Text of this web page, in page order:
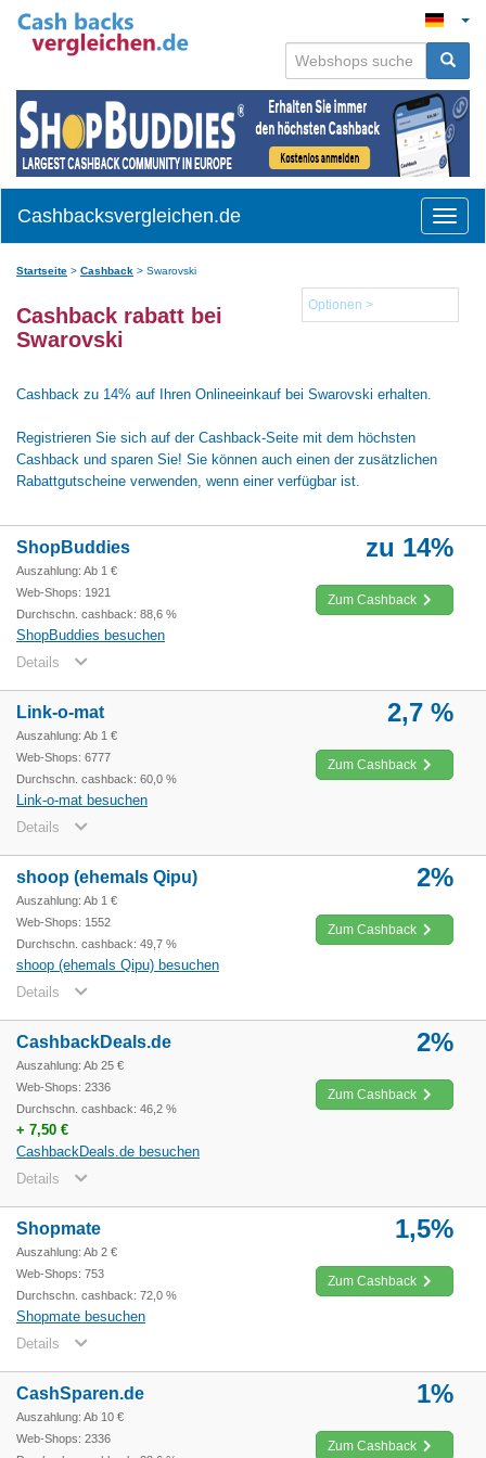
Toggle
Cashbacksvergleichen.de
Startseite > Cashback > Swarovski
Optionen >
Cashback rabatt bei
Swarovski
Cashback zu 14% auf Ihren Onlineeinkauf bei Swarovski erhalten.
Registrieren Sie sich auf der Cashback-Seite mit dem höchsten
Cashback und sparen Sie! Sie können auch einen der zusätzlichen
Rabattgutscheine verwenden, wenn einer verfügbar ist.
ShopBuddies
Auszahlung: Ab 1 €
Web-Shops: 1921
Durchschn. cashback: 88,6 %
ShopBuddies besuchen
Details
zu 14%
Zum Cashback
Link-o-mat
Auszahlung: Ab 1 €
Web-Shops: 6777
Durchschn. cashback: 60,0 %
Link-o-mat besuchen
Details
2,7 %
Zum Cashback
shoop (ehemals Qipu)
Auszahlung: Ab 1 €
Web-Shops: 1552
Durchschn. cashback: 49,7 %
shoop (ehemals Qipu) besuchen
Details
2%
Zum Cashback
CashbackDeals.de
Auszahlung: Ab 25 €
Web-Shops: 2336
Durchschn. cashback: 46,2 %
+ 7,50 €
CashbackDeals.de besuchen
Details
2%
Zum Cashback
Shopmate
Auszahlung: Ab 2 €
Web-Shops: 753
Durchschn. cashback: 72,0 %
Shopmate besuchen
Details
1,5%
Zum Cashback
CashSparen.de
Auszahlung: Ab 10 €
Web-Shops: 2336
1%
Zum Cashback